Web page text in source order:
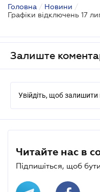
Головна / Новини /
Залиште
Увійдіть, щоб
Читайте нас в
Підпишіться, щоб